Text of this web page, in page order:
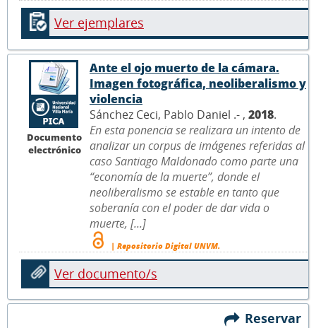
Ver ejemplares
Documento
electrónico
Ante el ojo muerto de la cámara.
Imagen fotográfica, neoliberalismo y
violencia
Sánchez Ceci, Pablo Daniel .- , 2018.
En esta ponencia se realizara un intento de
analizar un corpus de imágenes referidas al
caso Santiago Maldonado como parte una
“economía de la muerte”, donde el
neoliberalismo se estable en tanto que
soberanía con el poder de dar vida o
muerte, [...]
| Repositorio Digital UNVM.
Ver documento/s
Reservar